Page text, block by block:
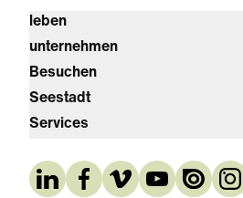
leben
unternehmen
Besuchen
Seestadt
Services